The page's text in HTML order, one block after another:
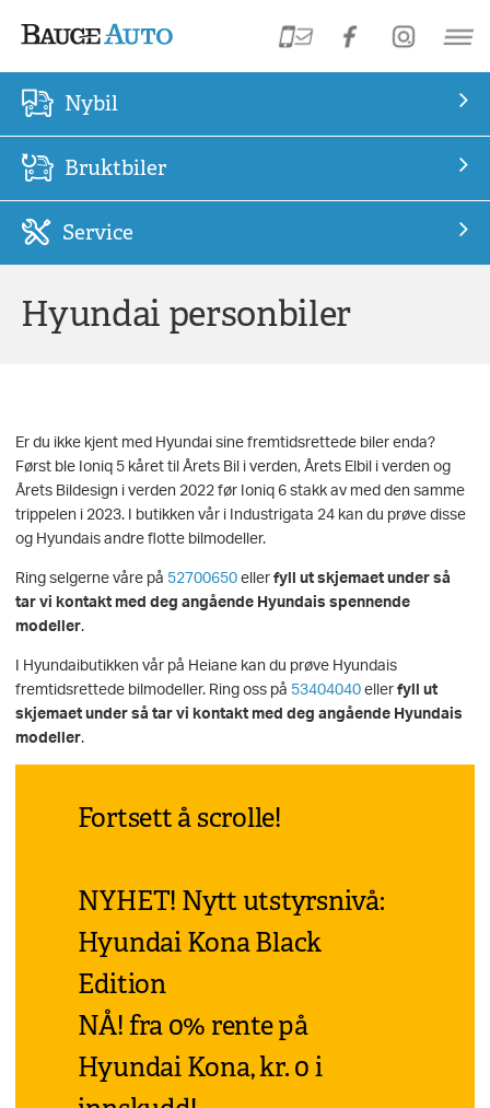
Nybil
Bruktbiler
Service
Hyundai personbiler
Er du ikke kjent med Hyundai sine fremtidsrettede biler enda?
Først ble Ioniq 5 kåret til Årets Bil i verden, Årets Elbil i verden og
Årets Bildesign i verden 2022 før Ioniq 6 stakk av med den samme
trippelen i 2023. I butikken vår i Industrigata 24 kan du prøve disse
og Hyundais andre flotte bilmodeller.
Ring selgerne våre på 52700650ellerfyll ut skjemaet under så
tar vi kontakt med deg angående Hyundais spennende
modeller.
I Hyundaibutikken vår på Heiane kan du prøve Hyundais
fremtidsrettede bilmodeller. Ring oss på 53404040ellerfyll ut
skjemaet under så tar vi kontakt med deg angående Hyundais
modeller.
Fortsett å scrolle!
NYHET! Nytt utstyrsnivå:
Hyundai Kona Black
Edition
NÅ! fra 0% rente på
Hyundai Kona, kr. 0 i